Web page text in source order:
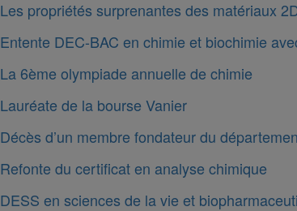
Les propriétés surprenantes des matériaux
Entente DEC-BAC en chimie et biochimie
La 6ème olympiade annuelle de chimie
Lauréate de la bourse Vanier
Décès d’un membre fondateur du
Refonte du certificat en analyse chimique
DESS en sciences de la vie et